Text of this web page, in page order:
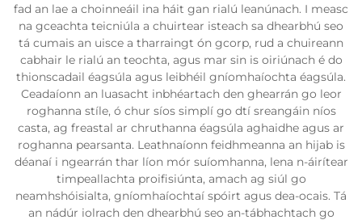
fad an lae a choinneáil ina háit gan rialú leanúnach. I measc
na gceachta teicniúla a chuirtear isteach sa dhearbhú seo
tá cumais an uisce a tharraingt ón gcorp, rud a chuireann
cabhair le rialú an teochta, agus mar sin is oiriúnach é do
thionscadail éagsúla agus leibhéil gníomhaíochta éagsúla.
Ceadaíonn an luasacht inbhéartach den ghearrán go leor
roghanna stíle, ó chur síos simplí go dtí sreangáin níos
casta, ag freastal ar chruthanna éagsúla aghaidhe agus ar
roghanna pearsanta. Leathnaíonn feidhmeanna an hijab is
déanaí i ngearrán thar líon mór suíomhanna, lena n-áirítear
timpeallachta proifisiúnta, amach ag siúl go
neamhshóisialta, gníomhaíochtaí spóirt agus dea-ocais. Tá
an nádúr iolrach den dhearbhú seo an-tábhachtach go